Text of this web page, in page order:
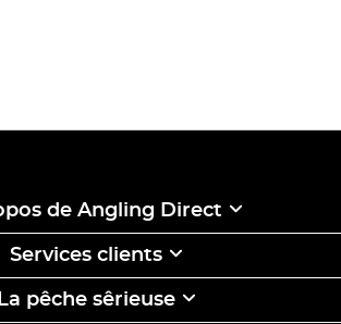
de Angling Direct
Services clients
La pêche sêrieuse